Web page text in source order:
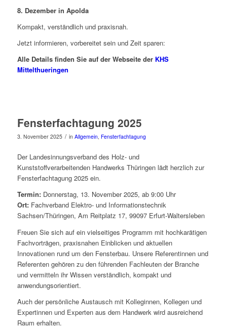
8. Dezember in Apolda
Kompakt, verständlich und praxisnah.
Jetzt informieren, vorbereitet sein und Zeit sparen:
Alle Details finden Sie auf der Webseite der KHS
Mittelthueringen
Fensterfachtagung 2025
3. November 2025 / in Allgemein, Fensterfachtagung
Der Landesinnungsverband des Holz- und
Kunststoffverarbeitenden Handwerks Thüringen lädt herzlich zur
Fensterfachtagung 2025 ein.
Termin:Donnerstag, 13. November 2025, ab 9:00 Uhr
Ort:Fachverband Elektro- und Informationstechnik
Sachsen/Thüringen, Am Reitplatz 17, 99097 Erfurt-Waltersleben
Freuen Sie sich auf ein vielseitiges Programm mit hochkarätigen
Fachvorträgen, praxisnahen Einblicken und aktuellen
Innovationen rund um den Fensterbau. Unsere Referentinnen und
Referenten gehören zu den führenden Fachleuten der Branche
und vermitteln ihr Wissen verständlich, kompakt und
anwendungsorientiert.
Auch der persönliche Austausch mit Kolleginnen, Kollegen und
Expertinnen und Experten aus dem Handwerk wird ausreichend
Raum erhalten.